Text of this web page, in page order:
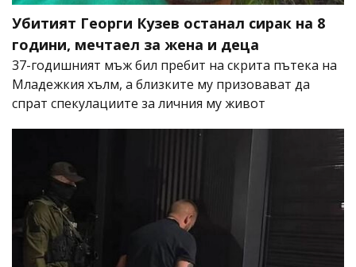
Убитият Георги Кузев останал сирак на 8
години, мечтаел за жена и деца
37-годишният мъж бил пребит на скрита пътека на
Младежкия хълм, а близките му призовават да
спрат спекулациите за личния му живот